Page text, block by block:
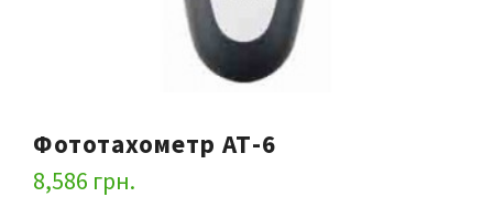
Фототахометр АТ-6
8,586 грн.